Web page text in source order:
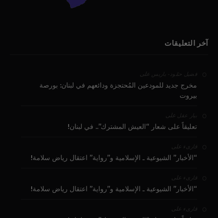
آخر التعليقات
فضيل حمّود - باريس على
مخرج جديد للمودعين المُحتجزة ودائعهم في لبنان: بورصة
بيروت
بيار عقل على
تعليقاً على شعار “العيش المشترك”.. في لبنان!
قارىء على
“الأخبار” الشيوعية ـ الإسلامية و”رواية” اعتقال رياض سلامة!
قارىء على
“الأخبار” الشيوعية ـ الإسلامية و”رواية” اعتقال رياض سلامة!
قارىء على